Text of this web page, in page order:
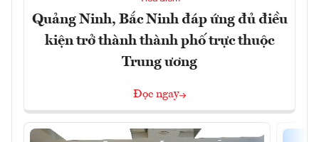
Quảng Ninh, Bắc Ninh đáp ứng đủ điều
kiện trở thành thành phố trực thuộc
Trung ương
Đọc ngay